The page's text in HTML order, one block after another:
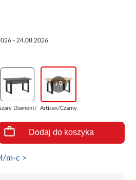
- 24.08.2026
Diament/C...
+9
Artisan/Czarny
Dodaj do koszyka
m-c >